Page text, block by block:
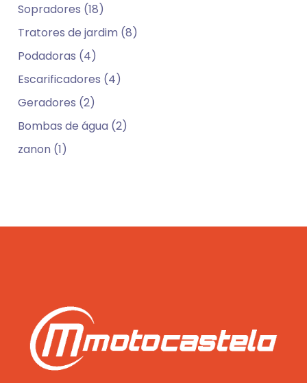
Sopradores (18)
Tratores de jardim (8)
Podadoras (4)
Escarificadores (4)
Geradores (2)
Bombas de água (2)
zanon (1)